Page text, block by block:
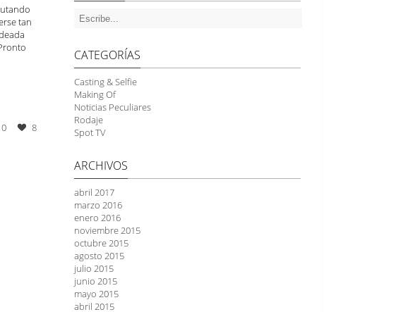
tan
0 8
CATEGORÍAS
Casting & Selfie
Making Of
Noticias Peculiares
Rodaje
Spot TV
ARCHIVOS
abril 2017
marzo 2016
enero 2016
noviembre 2015
octubre 2015
agosto 2015
julio 2015
junio 2015
mayo 2015
abril 2015